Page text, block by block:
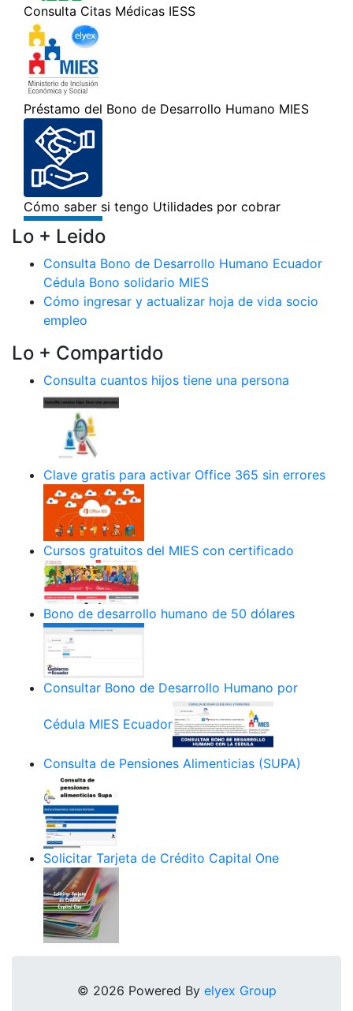
Lo + Leido
Consulta Bono de Desarrollo Humano Ecuador
Cédula Bono solidario MIES
Cómo ingresar y actualizar hoja de vida socio
empleo
Lo + Compartido
Consulta cuantos hijos tiene una persona
Clave gratis para activar Office 365 sin errores
Cursos gratuitos del MIES con certificado
Bono de desarrollo humano de 50 dólares
Consultar Bono de Desarrollo Humano por
Cédula MIES Ecuador
Consulta de Pensiones Alimenticias (SUPA)
Solicitar Tarjeta de Crédito Capital One
© 2026 Powered By elyex Group